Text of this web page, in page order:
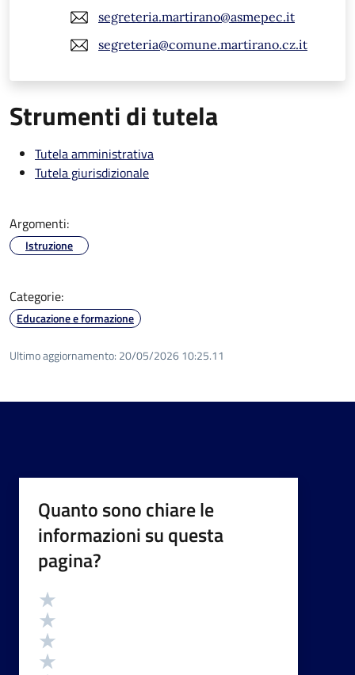
segreteria.martirano@asmepec.it
segreteria@comune.martirano.cz.it
Strumenti di tutela
Tutela amministrativa
Tutela giurisdizionale
Argomenti:
Istruzione
Categorie:
Educazione e formazione
Ultimo aggiornamento: 20/05/2026 10:25.11
Quanto sono chiare le
informazioni su questa
pagina?
Valutazione